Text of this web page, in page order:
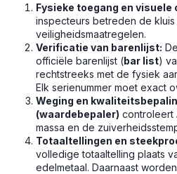
Fysieke toegang en visuele
inspecteurs betreden de
veiligheidsmaatregelen.
Verificatie van barenlijst:
officiële barenlijst (bar list)
rechtstreeks met de fysiek
Elk serienummer moet exact
Weging en
(waardebepaler) controleert
massa en de
Totaaltellingen en
volledige totaaltelling plaats
edelmetaal. Daarnaast